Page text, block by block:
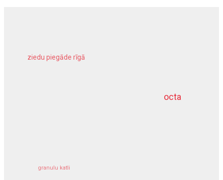
octa
ziedu piegāde rīgā
granulu katli
dziļurbums